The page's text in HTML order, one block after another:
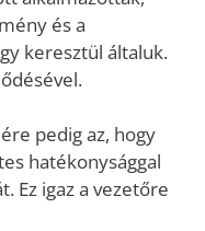
és a
keresztül általuk.
pedig az, hogy
hatékonysággal
Ez igaz a vezetőre